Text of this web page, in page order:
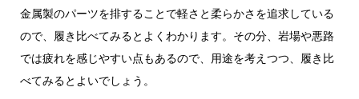
金属製のパーツを排することで軽さと柔らかさを追求している
ので、履き比べてみるとよくわかります。その分、岩場や悪路
では疲れを感じやすい点もあるので、用途を考えつつ、履き比
べてみるとよいでしょう。